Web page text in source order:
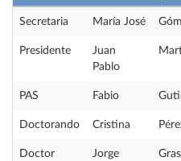
Secretaria María José
Presidente
Juan
Pablo
PAS Fabio
Doctorando Cristina
Doctor Jorge